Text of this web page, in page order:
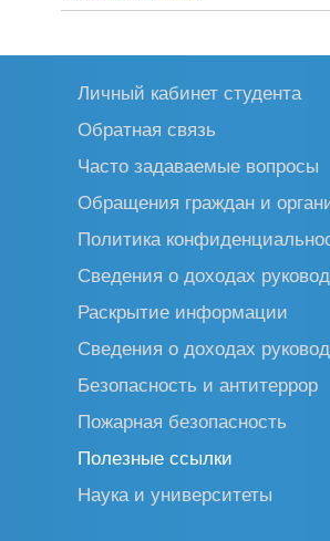
Личный кабинет студента
Обратная связь
Часто задаваемые вопросы
Обращения граждан и
Политика
Сведения о доходах
Раскрытие информации
Сведения о доходах
Безопасность и антитеррор
Пожарная безопасность
Полезные ссылки
Наука и университеты